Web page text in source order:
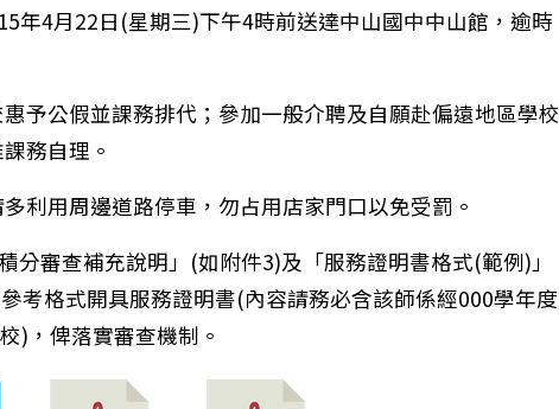
年4月22日(星期三)下午4時前送達中山國中中山館，逾時
予公假並課務排代；參加一般介聘及自願赴偏遠地區學校
務自理。
利用周邊道路停車，勿占用店家門口以免受罰。
分審查補充說明」(如附件3)及「服務證明書格式(範例)」
考格式開具服務證明書(內容請務必含該師係經000學年度
)，俾落實審查機制。